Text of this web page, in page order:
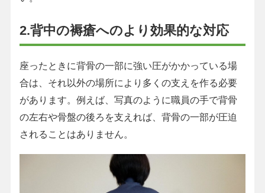
2.背中の褥瘡へのより効果的な対応
座ったときに背骨の一部に強い圧がかかっている場
合は、それ以外の場所により多くの支えを作る必要
があります。例えば、写真のように職員の手で背骨
の左右や骨盤の後ろを支えれば、背骨の一部が圧迫
されることはありません。